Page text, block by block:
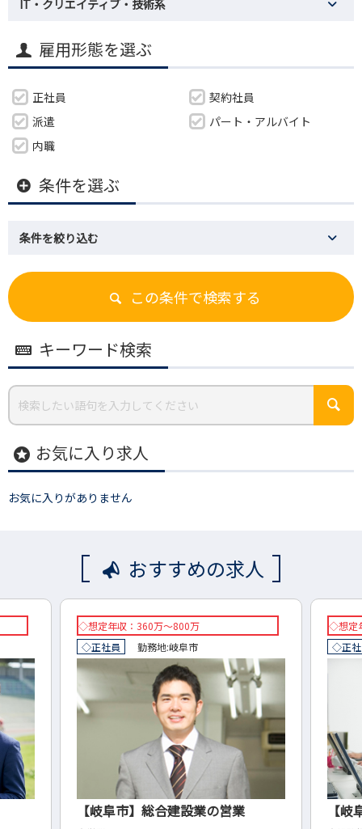
IT・クリエイティブ・技術系
雇用形態を選ぶ
正社員
契約社員
派遣
パート・アルバイト
内職
条件を選ぶ
条件を絞り込む
この条件で検索する
キーワード検索
stars お気に入り求人
お気に入りがありません
おすすめの求人
◇想定年収：360万～800万
◇正社員
勤務地:岐阜市
【岐阜市】総合建設業の営業
◇想定
◇正
【